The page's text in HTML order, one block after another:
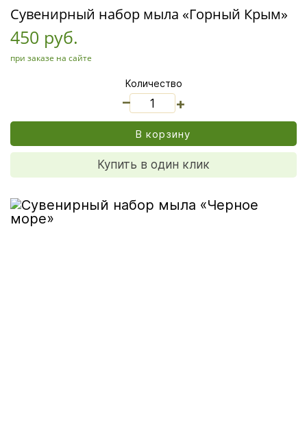
Сувенирный набор мыла «Горный Крым»
450 руб.
при заказе на сайте
Количество
+
В корзину
Купить в один клик